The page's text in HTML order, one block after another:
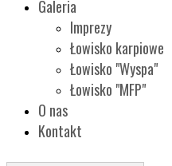
Galeria
Imprezy
Łowisko karpiowe
Łowisko "Wyspa"
Łowisko "MFP"
O nas
Kontakt